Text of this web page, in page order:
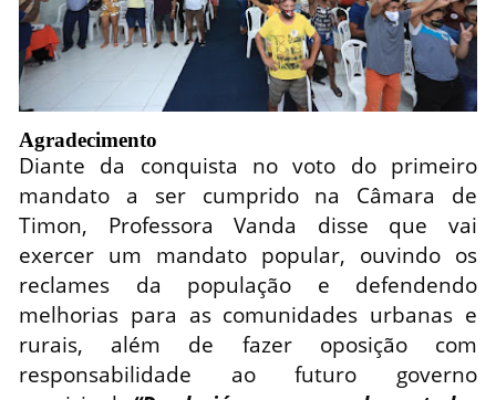
Agradecimento
Diante da conquista no voto do primeiro
mandato a ser cumprido na Câmara de
Timon, Professora Vanda disse que vai
exercer um mandato popular, ouvindo os
reclames da população e defendendo
melhorias para as comunidades urbanas e
rurais, além de fazer oposição com
responsabilidade ao futuro governo